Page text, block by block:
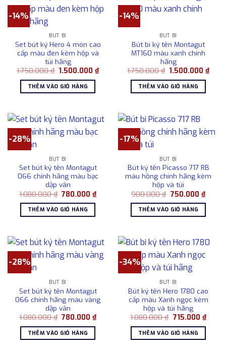
-14%
BÚT BI
Set bút ký Hero 4 món cao
cấp màu đen kèm hộp và
túi hãng
1.750.000₫ Giá
là:
1.750.000 ₫.
1.500.000₫Giá
THÊM VÀO GIỎ HÀNG
-14%
BÚT BI
Bút bi ký tên Montagut
MT160 màu xanh chính
hãng
1.750.000₫ Giá
là:
1.750.000 ₫.
1.500.000₫Giá
THÊM VÀO GIỎ HÀNG
-28%
BÚT BI
Set bút ký tên Montagut
066 chính hãng màu bạc
dập vân
1.080.000₫ Giá
là:
1.080.000 ₫.
780.000₫Giá
hiện
780.000 ₫.
THÊM VÀO GIỎ HÀNG
-17%
BÚT BI
Bút ký tên Picasso 717 RB
màu hồng chính hãng kèm
hộp và túi
900.000₫ Giá
là:
900.000 ₫.
750.000 ₫Giá
hiện
tại
THÊM VÀO GIỎ HÀNG
-28%
BÚT BI
Set bút ký tên Montagut
066 chính hãng màu vàng
dập vân
1.080.000₫ Giá
là:
1.080.000 ₫.
780.000₫Giá
hiện
780.000 ₫.
THÊM VÀO GIỎ HÀNG
-34%
BÚT BI
Bút ký tên Hero 1780 cao
cấp màu Xanh ngọc kèm
hộp và túi hãng
1.080.000₫ Giá
là:
1.080.000 ₫.
715.000 ₫Giá
hiện
THÊM VÀO GIỎ HÀNG